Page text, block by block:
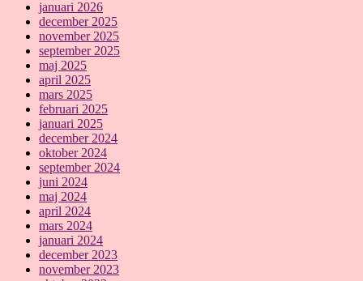
januari 2026
december 2025
november 2025
september 2025
maj 2025
april 2025
mars 2025
februari 2025
januari 2025
december 2024
oktober 2024
september 2024
juni 2024
maj 2024
april 2024
mars 2024
januari 2024
december 2023
november 2023